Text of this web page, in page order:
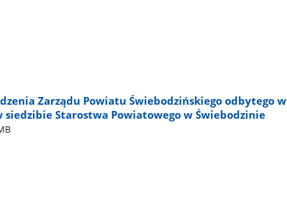
Zarządu Powiatu Świebodzińskiego odbytego w
Starostwa Powiatowego w Świebodzinie